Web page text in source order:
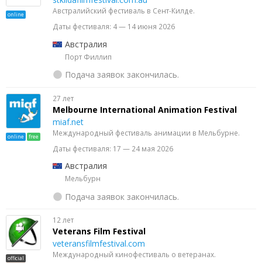
online
Австралийский фестиваль в Сент-Килде.
Даты фестиваля: 4 — 14 июня 2026
Австралия
Порт Филлип
Подача заявок закончилась.
online free
27 лет
Melbourne International Animation Festival
miaf.net
Международный фестиваль анимации в Мельбурне.
Даты фестиваля: 17 — 24 мая 2026
Австралия
Мельбурн
Подача заявок закончилась.
official
12 лет
Veterans Film Festival
veteransfilmfestival.com
Международный кинофестиваль о ветеранах.